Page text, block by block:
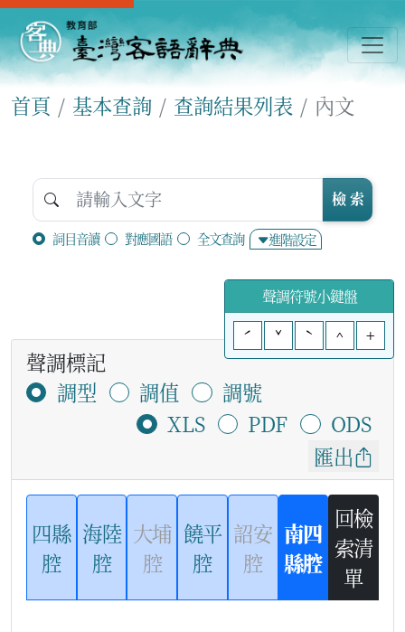
首頁 基本查詢 查詢結果列表 內文
詞目音讀 對應國語 全文查詢 進階設定
檢 索
聲調符號小鍵盤
ˊ
ˇ ˋ ^ +
聲調標記
調型
調值
調號
XLS
PDF
ODS
匯出
四縣
腔
海陸
腔
大埔
腔
饒平
腔
詔安
腔
南四
縣腔
回檢
索清
單